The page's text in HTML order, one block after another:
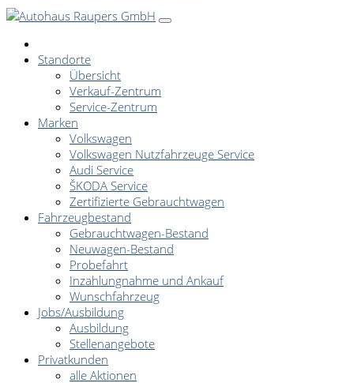
Standorte
Übersicht
Verkauf-Zentrum
Service-Zentrum
Marken
Volkswagen
Volkswagen Nutzfahrzeuge Service
Audi Service
ŠKODA Service
Zertifizierte Gebrauchtwagen
Fahrzeugbestand
Gebrauchtwagen-Bestand
Neuwagen-Bestand
Probefahrt
Inzahlungnahme und Ankauf
Wunschfahrzeug
Jobs/Ausbildung
Ausbildung
Stellenangebote
Privatkunden
alle Aktionen